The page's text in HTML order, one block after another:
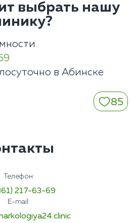
выбрать нашу
в Абинске
85
Телефон:
217-63-69
E-mail: